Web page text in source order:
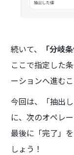
続いて、 「分岐条
ここで指定した
ーションへ進むこ
今回は、「抽出
に、次のオペレ
最後に「完了」
しょう！